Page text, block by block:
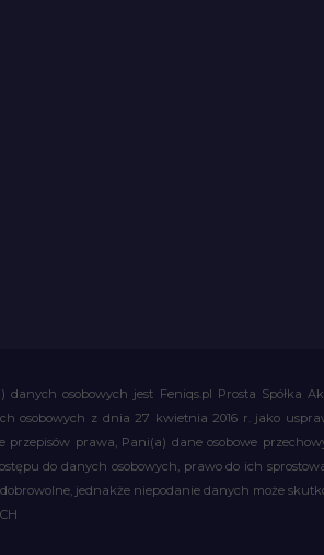
danych osobowych jest Feniqs.pl Prosta
osobowych z dnia 27 kwietnia 2016 r. jako
prawa, Pani(a) dane osobowe
do danych osobowych, prawo do ich
jednakże niepodanie danych może